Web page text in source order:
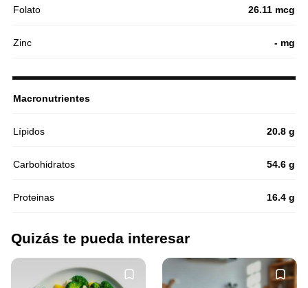
Folato 26.11 mcg
Zinc - mg
Macronutrientes
Lípidos 20.8 g
Carbohidratos 54.6 g
Proteinas 16.4 g
Quizás te pueda interesar